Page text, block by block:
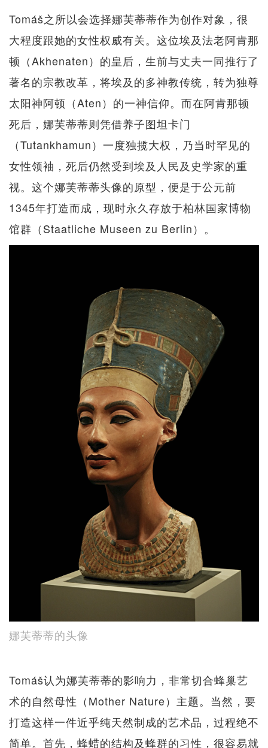
Tomáš之所以会选择娜芙蒂蒂作为创作对象，很
大程度跟她的女性权威有关。这位埃及法老阿肯那
顿（Akhenaten）的皇后，生前与丈夫一同推行了
著名的宗教改革，将埃及的多神教传统，转为独尊
太阳神阿顿（Aten）的一神信仰。而在阿肯那顿
死后，娜芙蒂蒂则凭借养子图坦卡门
（Tutankhamun）一度独揽大权，乃当时罕见的
女性领袖，死后仍然受到埃及人民及史学家的重
视。这个娜芙蒂蒂头像的原型，便是于公元前
1345年打造而成，现时永久存放于柏林国家博物
馆群（Staatliche Museen zu Berlin）。
娜芙蒂蒂的头像
Tomáš认为娜芙蒂蒂的影响力，非常切合蜂巢艺
术的自然母性（Mother Nature）主题。当然，要
打造这样一件近乎纯天然制成的艺术品，过程绝不
简单。首先，蜂蜡的结构及蜂群的习性，很容易就